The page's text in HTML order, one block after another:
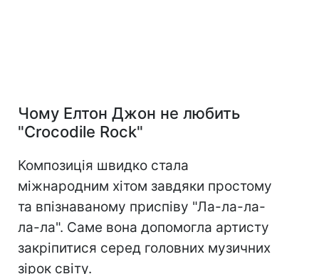
Чому Елтон Джон не любить
"Crocodile Rock"
Композиція швидко стала
міжнародним хітом завдяки простому
та впізнаваному приспіву "Ла-ла-ла-
ла-ла". Саме вона допомогла артисту
закріпитися серед головних музичних
зірок світу.